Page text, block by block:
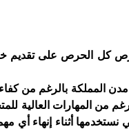
كل الحرص على تقديم
بالرغم من كفاءة
من المهارات العالية
نستخدمها أثناء إنهاء